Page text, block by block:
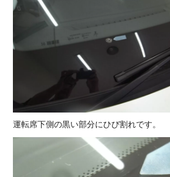
運転席下側の黒い部分にひび割れです。